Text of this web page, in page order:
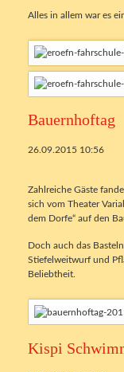
Alles in allem war es
Bauernhoftag
26.09.2015 10:56
Zahlreiche Gäste
sich vom Theater
dem Dorfe“ auf den
Doch auch das
Stiefelweitwurf und
Beliebtheit.
Kispi